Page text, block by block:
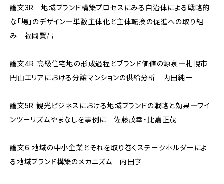
論文3R 地域ブランド構築プロセスにみる自治体による戦略的
な「場」のデザイン―単数主体化と主体転換の促進への取り組
み 福岡賢昌
論文4R 高級住宅地の形成過程とブランド価値の源泉―札幌市
円山エリアにおける分譲マンションの供給分析 内田純一
論文5R 観光ビジネスにおける地域ブランドの戦略と効果―ワイ
ンツーリズムやまなしを事例に 佐藤茂幸・比嘉正茂
論文6 地域の中小企業とそれを取り巻くステークホルダーによ
る地域ブランド構築のメカニズム 内田亨